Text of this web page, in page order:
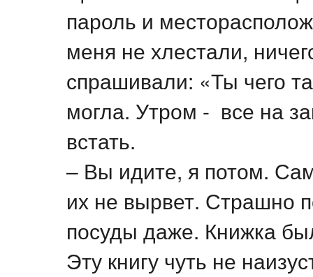
пароль и
меня не хлестали,
спрашивали: «Ты чего
могла. Утром - все на
встать.
– Вы идите, я потом.
их не вырвет. Страшно
посуды даже. Книжка
Эту книгу чуть не